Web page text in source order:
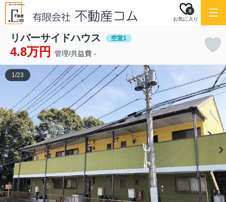
お気に入り
0
リバーサイドハウス 空室1
4.8万円 管理/共益費 -
1/23